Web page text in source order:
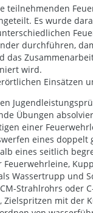
teilnehmenden
Es wurde
durchführen,
das
wird.
Einsätzen
Übungen
einer
eines doppelt
eines seitlich
Wassertrupp und
Strahlrohrs oder
Zielspritzen mit der